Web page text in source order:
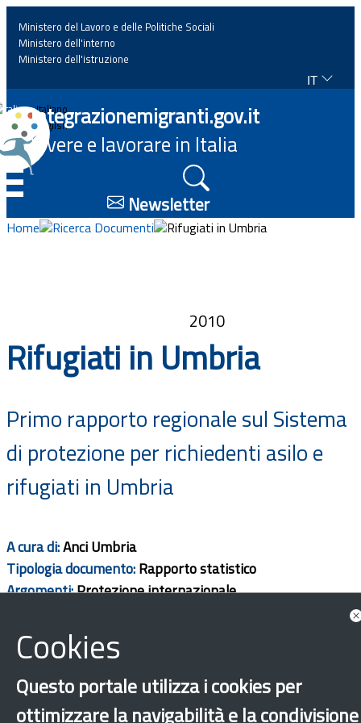
Home
News
Approfondimenti
Progetti
Documenti
Bandi
Guide
Ministero del Lavoro e delle Politiche Sociali
Ministero dell'interno
Ministero dell'istruzione
IT
Italiano
English
Integrazionemigranti.gov.it
Vivere e lavorare in Italia
Newsletter
Home Ricerca Documenti Rifugiati in Umbria
2010
Rifugiati in Umbria
Primo rapporto regionale sul Sistema
di protezione per richiedenti asilo e
rifugiati in Umbria
A cura di:Anci Umbria
Tipologia documento:Rapporto statistico
Argomenti:Protezione internazionale
Cookies
Questo portale utilizza i cookies per
ottimizzare la navigabilità e la condivisione